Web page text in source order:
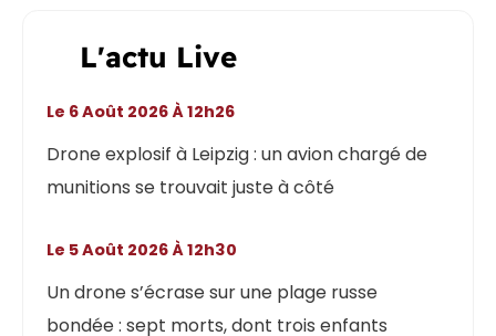
L'actu Live
Drone explosif à Leipzig : un avion chargé de
munitions se trouvait juste à côté
Le 6 Août 2026 À 12h26
Un drone s’écrase sur une plage russe
bondée : sept morts, dont trois enfants
Le 5 Août 2026 À 12h30